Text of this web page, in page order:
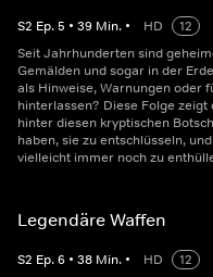
S2 Ep.5 • 39 Min. • HD
12
Seit Jahrhunderten sind
Gemälden und sogar in der
als Hinweise, Warnungen oder
hinterlassen? Diese Folge
hinter diesen kryptischen
haben, sie zu entschlüsseln,
vielleicht immer noch zu
Legendäre Waffen
S2 Ep.6 • 38 Min. • HD
12